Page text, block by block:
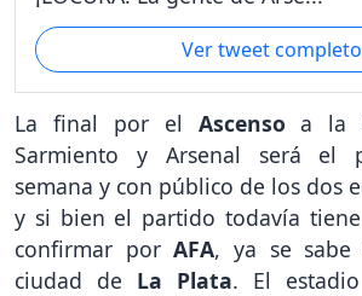
Ver tweet completo
La final por el Ascenso a la
Sarmiento y Arsenal será el
semana y con público de los dos
y si bien el partido todavía
confirmar porAFA, ya se
ciudad de La Plata. El